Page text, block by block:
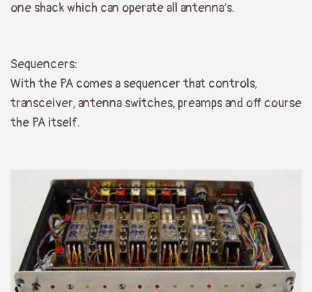
one shack which can operate all antenna’s.
Sequencers:
With the PA comes a sequencer that controls,
transceiver, antenna switches, preamps and off course
the PA itself.